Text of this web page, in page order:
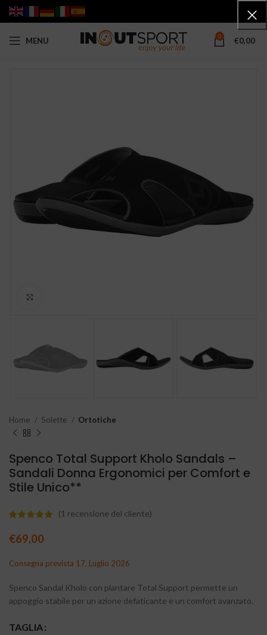
MENU 0 €0,00
Home Solette Ortotiche
Spenco Total Support Kholo Sandals –
Sandali Donna Ergonomici per Comfort e
Stile Unico**
(1 recensione del cliente)
€69,00
Consegna prevista 17, Luglio 2026
Spenco Sandal Kholo con plantare Total Support permette un
appoggio stabile per un azione defaticante e un comfort avanzato.
TAGLIA